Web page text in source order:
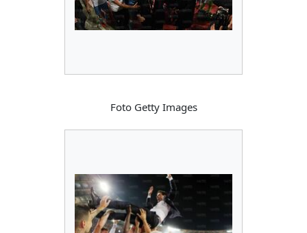
Foto Getty Images